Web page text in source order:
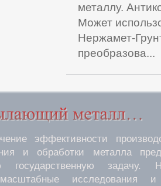
металлу.
Может
Нержамет-
преобразова...
эффективности
и обработки металла
государственную
исследования